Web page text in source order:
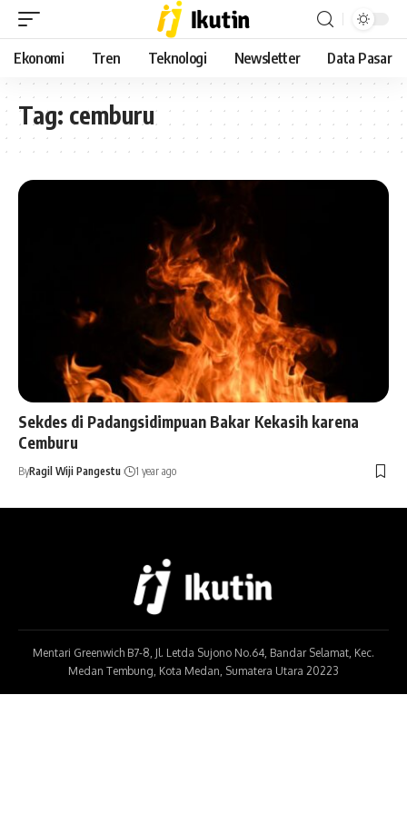
Ekonomi Tren Teknologi Newsletter Data Pasar
Tag: cemburu
Sekdes di Padangsidimpuan Bakar Kekasih karena
Cemburu
ByRagil Wiji Pangestu 1 year ago
Mentari Greenwich B7-8, Jl. Letda Sujono No.64, Bandar Selamat, Kec.
Medan Tembung, Kota Medan, Sumatera Utara 20223